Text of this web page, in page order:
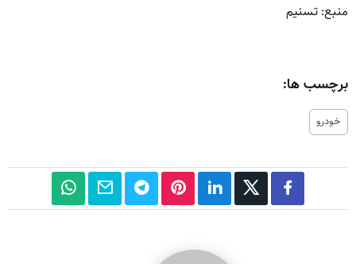
منبع: تسنیم
برچسب ها:
خودرو